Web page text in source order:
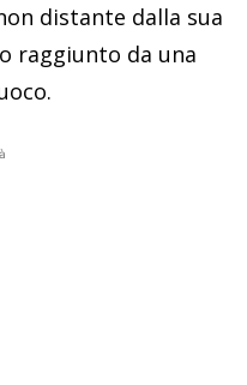
distante dalla sua
raggiunto da una